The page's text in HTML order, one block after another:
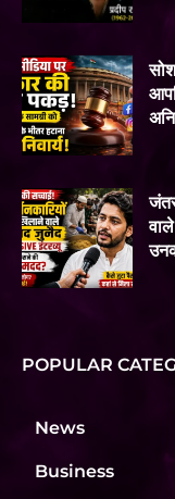
POPULAR
News
Business